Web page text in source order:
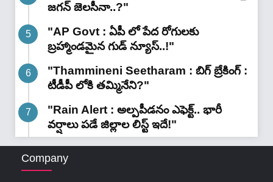
జగన్ జెలసీనా..?"
"AP Govt : ఏపీ లో పేద రోగులకు
బ్రహ్మాండమైన గుడ్ న్యూస్..!"
"Thammineni Seetharam : బిగ్ బ్రేకింగ్ :
టీడీపీ లోకి తమ్మినేని?"
"Rain Alert : అల్పపీడనం ఎఫెక్ట్.. భారీ
వర్షాలు పడే జిల్లాల లిస్ట్ ఇదే!"
Company